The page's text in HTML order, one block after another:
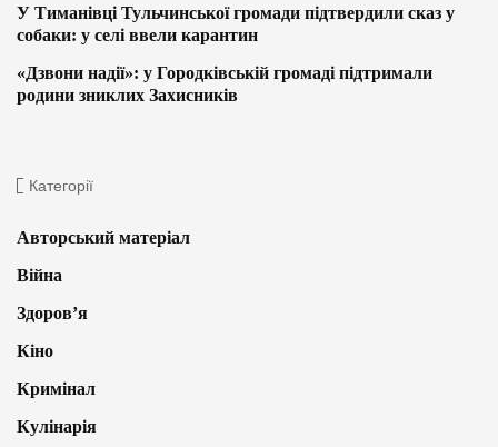
У Тиманівці Тульчинської громади підтвердили сказ у
собаки: у селі ввели карантин
«Дзвони надії»: у Городківській громаді підтримали
родини зниклих Захисників
Категорії
Авторський матеріал
Війна
Здоров’я
Кіно
Кримінал
Кулінарія